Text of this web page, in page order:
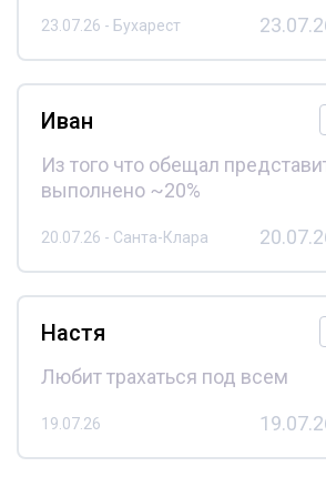
23.07.26 - Бухарест
Иван
Из того что обещал
выполнено ~20%
20.07.26 - Санта-Клара
Настя
Любит трахаться под всем
19.07.26